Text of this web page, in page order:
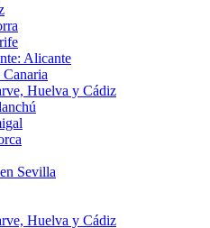
Alicante
Huelva y Cádiz
Sevilla
Huelva y Cádiz